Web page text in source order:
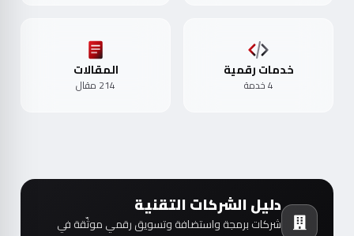
خدمات رقمية
4 خدمة
المقالات
214 مقال
دليل الشركات التقنية
شركات برمجة واستضافة وتسويق رقمي موثّقة في